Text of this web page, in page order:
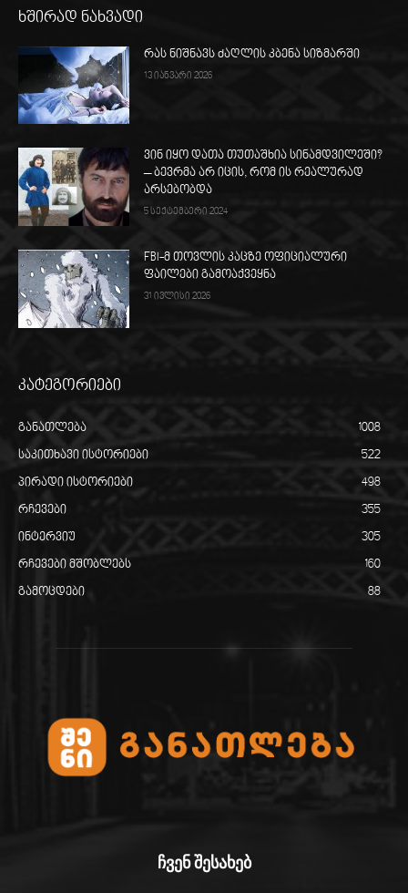
ხშირად ნახვადი
რას ნიშნავს ძაღლის კბენა სიზმარში
13 იანვარი 2026
ვინ იყო დათა თუთაშხია სინამდვილეში?
– ბევრმა არ იცის, რომ ის რეალურად
არსებობდა
5 სექტემბერი 2024
FBI-მ თოვლის კაცზე ოფიციალური
ფაილები გამოაქვეყნა
31 ივლისი 2026
კატეგორიები
განათლება 1008
საკითხავი ისტორიები 522
პირადი ისტორიები 498
რჩევები 355
ინტერვიუ 305
რჩევები მშობლებს 160
გამოცდები 88
ჩვენ შესახებ